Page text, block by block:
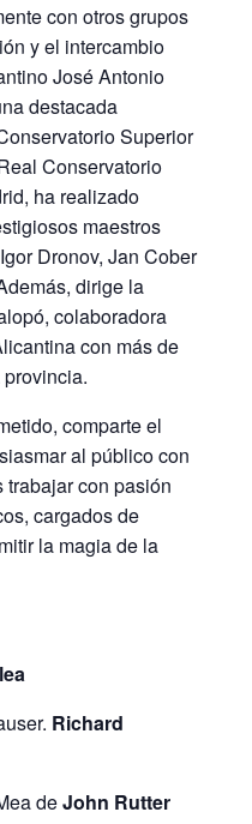
con otros grupos
y el intercambio
José Antonio
destacada
Superior
Conservatorio
ha realizado
maestros
Dronov, Jan Cober
dirige la
colaboradora
con más de
comparte el
al público con
trabajar con pasión
cargados de
la magia de la
Richard
deJohn Rutter